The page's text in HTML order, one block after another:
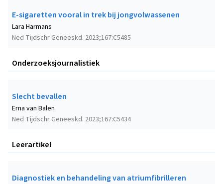
E-sigaretten vooral in trek bij jongvolwassenen
Ned Tijdschr Geneeskd. 2023;167:C5485
Lara Harmans
Onderzoeksjournalistiek
Slecht bevallen
Ned Tijdschr Geneeskd. 2023;167:C5434
Erna van Balen
Leerartikel
Diagnostiek en behandeling van atriumfibrilleren